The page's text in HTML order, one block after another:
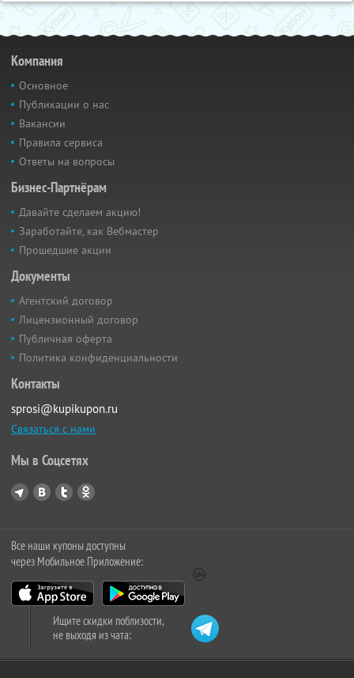
Компания
Основное
Публикации о нас
Вакансии
Правила сервиса
Ответы на вопросы
Бизнес-Партнёрам
Давайте сделаем акцию!
Заработайте, как Вебмастер
Прошедшие акции
Документы
Агентский договор
Лицензионный договор
Публичная оферта
Политика конфиденциальности
Контакты
sprosi@kupikupon.ru
Связаться с нами
Мы в Соцсетях
Все наши купоны доступны
через Мобильное Приложение:
Ищите скидки поблизости,
не выходя из чата: